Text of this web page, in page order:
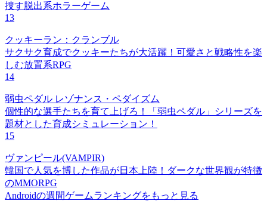
捜す脱出系ホラーゲーム
13
クッキーラン：クランブル
サクサク育成でクッキーたちが大活躍！可愛さと戦略性を楽
しむ放置系RPG
14
弱虫ペダル レゾナンス・ペダイズム
個性的な選手たちを育て上げろ！「弱虫ペダル」シリーズを
題材とした育成シミュレーション！
15
ヴァンピール(VAMPIR)
韓国で人気を博した作品が日本上陸！ダークな世界観が特徴
のMMORPG
Androidの週間ゲームランキングをもっと見る